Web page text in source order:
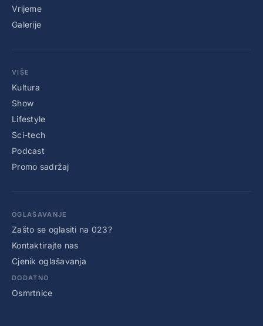
Vrijeme
Galerije
VIŠE
Kultura
Show
Lifestyle
Sci-tech
Podcast
Promo sadržaj
OGLAŠAVANJE
Zašto se oglasiti na 023?
Kontaktirajte nas
Cjenik oglašavanja
DODATNO
Osmrtnice